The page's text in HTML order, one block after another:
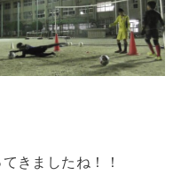
きましたね！！